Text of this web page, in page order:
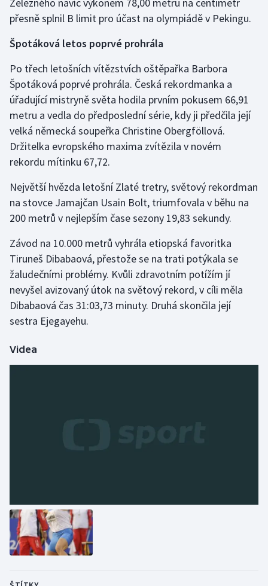
Stolní tenis
Triatlon
Veslování
Vodní slalom
Volejbal
Ostatní
Železného navíc výkonem 78,00 metru na centimetr
přesně splnil B limit pro účast na olympiádě v Pekingu.
Špotáková letos poprvé prohrála
Po třech letošních vítězstvích oštěpařka Barbora
Špotáková poprvé prohrála. Česká rekordmanka a
úřadující mistryně světa hodila prvním pokusem 66,91
metru a vedla do předposlední série, kdy ji předčila její
velká německá soupeřka Christine Obergföllová.
Držitelka evropského maxima zvítězila v novém
rekordu mítinku 67,72.
Největší hvězda letošní Zlaté tretry, světový rekordman
na stovce Jamajčan Usain Bolt, triumfovala v běhu na
200 metrů v nejlepším čase sezony 19,83 sekundy.
Závod na 10.000 metrů vyhrála etiopská favoritka
Tiruneš Dibabaová, přestože se na trati potýkala se
žaludečními problémy. Kvůli zdravotním potížím jí
nevyšel avizovaný útok na světový rekord, v cíli měla
Dibabaová čas 31:03,73 minuty. Druhá skončila její
sestra Ejegayehu.
Videa